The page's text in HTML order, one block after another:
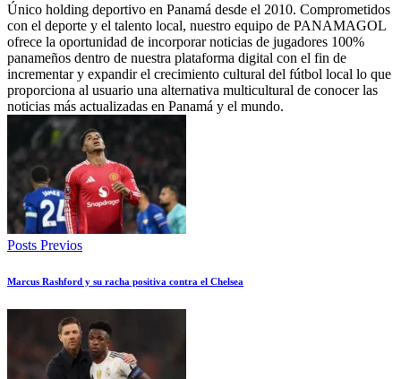
Único holding deportivo en Panamá desde el 2010. Comprometidos
con el deporte y el talento local, nuestro equipo de PANAMAGOL
ofrece la oportunidad de incorporar noticias de jugadores 100%
panameños dentro de nuestra plataforma digital con el fin de
incrementar y expandir el crecimiento cultural del fútbol local lo que
proporciona al usuario una alternativa multicultural de conocer las
noticias más actualizadas en Panamá y el mundo.
Posts Previos
Marcus Rashford y su racha positiva contra el Chelsea